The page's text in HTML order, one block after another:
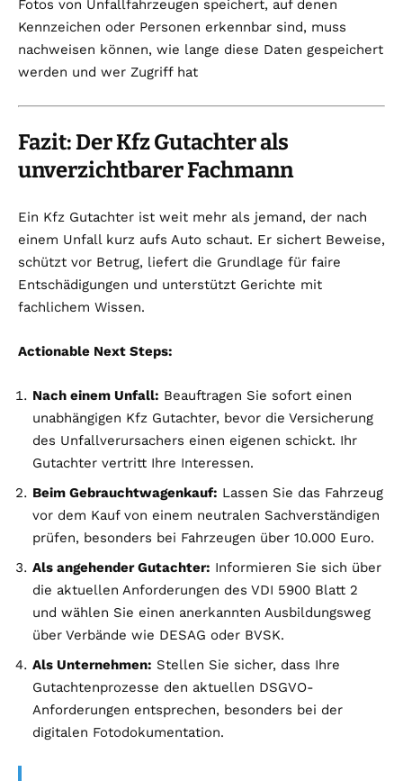
Fotos von Unfallfahrzeugen speichert, auf denen
Kennzeichen oder Personen erkennbar sind, muss
nachweisen können, wie lange diese Daten gespeichert
werden und wer Zugriff hat
Fazit: Der Kfz Gutachter als
unverzichtbarer Fachmann
Ein Kfz Gutachter ist weit mehr als jemand, der nach
einem Unfall kurz aufs Auto schaut. Er sichert Beweise,
schützt vor Betrug, liefert die Grundlage für faire
Entschädigungen und unterstützt Gerichte mit
fachlichem Wissen.
Actionable Next Steps:
Nach einem Unfall: Beauftragen Sie sofort einen
unabhängigen Kfz Gutachter, bevor die Versicherung
des Unfallverursachers einen eigenen schickt. Ihr
Gutachter vertritt Ihre Interessen.
Beim Gebrauchtwagenkauf: Lassen Sie das Fahrzeug
vor dem Kauf von einem neutralen Sachverständigen
prüfen, besonders bei Fahrzeugen über 10.000 Euro.
Als angehender Gutachter: Informieren Sie sich über
die aktuellen Anforderungen des VDI 5900 Blatt 2
und wählen Sie einen anerkannten Ausbildungsweg
über Verbände wie DESAG oder BVSK.
Als Unternehmen: Stellen Sie sicher, dass Ihre
Gutachtenprozesse den aktuellen DSGVO-
Anforderungen entsprechen, besonders bei der
digitalen Fotodokumentation.